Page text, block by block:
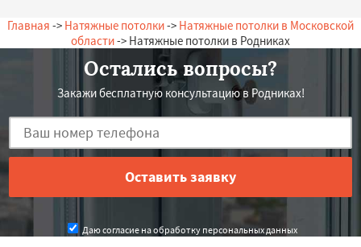
Главная -> Натяжные потолки-> Натяжные потолки в Московской
области-> Натяжные потолки в Родниках
Остались вопросы?
Закажи бесплатную консультацию в Родниках!
Даю согласие на обработку персональных данных